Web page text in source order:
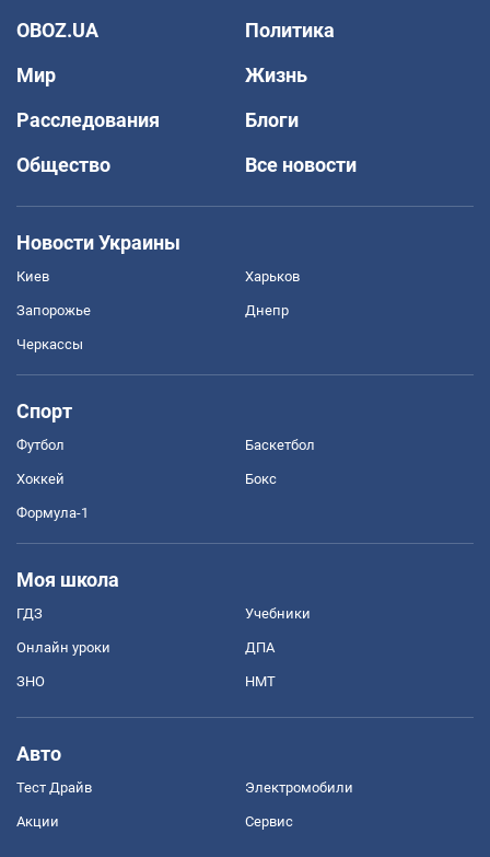
OBOZ.UA
Политика
Мир
Жизнь
Расследования
Блоги
Общество
Все новости
Новости Украины
Киев Харьков
Запорожье Днепр
Черкассы
Спорт
Футбол Баскетбол
Хоккей Бокс
Формула-1
Моя школа
ГДЗ Учебники
Онлайн уроки ДПА
ЗНО НМТ
Авто
Тест Драйв Электромобили
Акции Сервис